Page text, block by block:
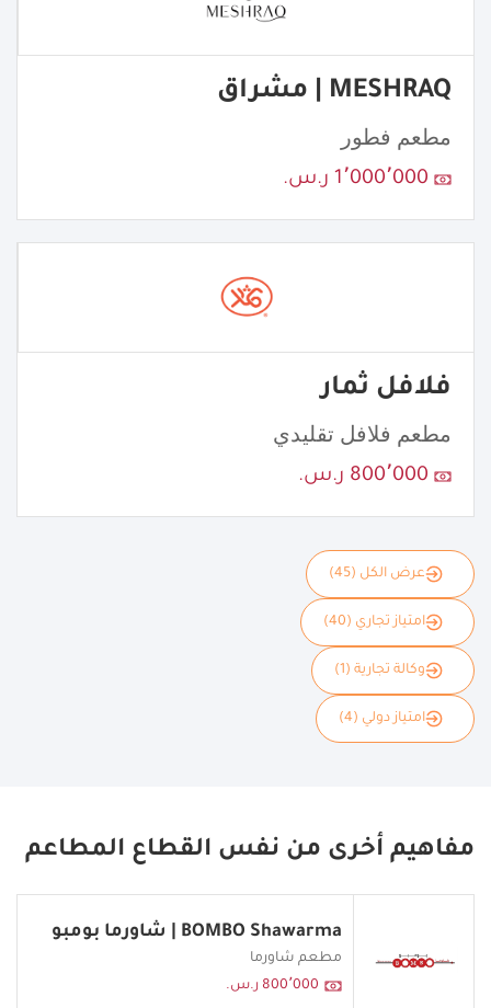
MESHRAQ | مشراق
مطعم فطور
1٬000٬000 ر.س.
فلافل ثمار
مطعم فلافل تقليدي
800٬000 ر.س.
عرض الكل (45)
امتياز تجاري (40)
وكالة تجارية (1)
امتياز دولي (4)
مفاهيم أخرى من نفس القطاع المطاعم
BOMBO Shawarma | شاورما بومبو
مطعم شاورما
800٬000 ر.س.